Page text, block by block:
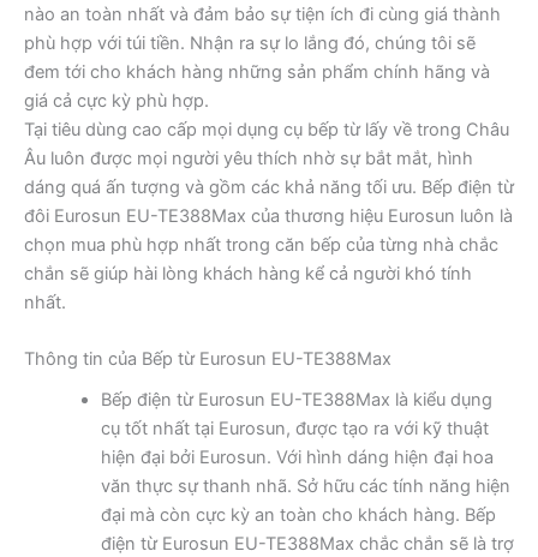
nào an toàn nhất và đảm bảo sự tiện ích đi cùng giá thành
phù hợp với túi tiền. Nhận ra sự lo lắng đó, chúng tôi sẽ
đem tới cho khách hàng những sản phẩm chính hãng và
giá cả cực kỳ phù hợp.
Tại tiêu dùng cao cấp mọi dụng cụ bếp từ lấy về trong Châu
Âu luôn được mọi người yêu thích nhờ sự bắt mắt, hình
dáng quá ấn tượng và gồm các khả năng tối ưu. Bếp điện từ
đôi Eurosun EU-TE388Max của thương hiệu Eurosun luôn là
chọn mua phù hợp nhất trong căn bếp của từng nhà chắc
chắn sẽ giúp hài lòng khách hàng kể cả người khó tính
nhất.
Thông tin của Bếp từ Eurosun EU-TE388Max
Bếp điện từ Eurosun EU-TE388Max là kiểu dụng
cụ tốt nhất tại Eurosun, được tạo ra với kỹ thuật
hiện đại bởi Eurosun. Với hình dáng hiện đại hoa
văn thực sự thanh nhã. Sở hữu các tính năng hiện
đại mà còn cực kỳ an toàn cho khách hàng. Bếp
điện từ Eurosun EU-TE388Max chắc chắn sẽ là trợ